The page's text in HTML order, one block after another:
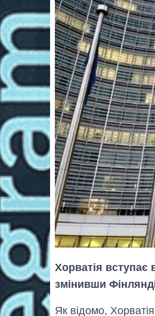
Хорватія вступає
змінивши
Як відомо,